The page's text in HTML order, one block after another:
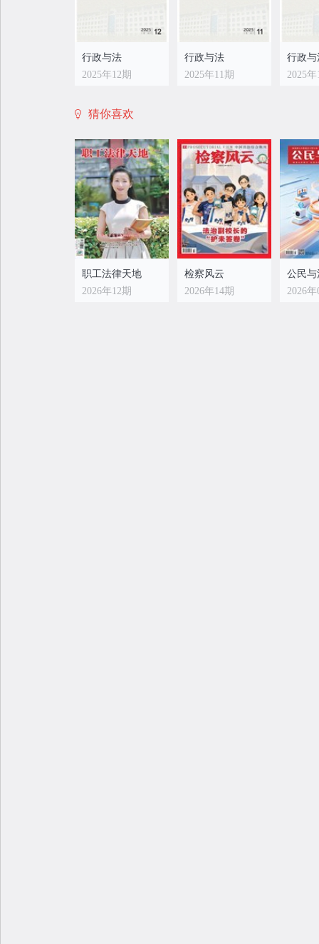
应在
下沉
行政与法
2025年12期
行政与法
2025年11期
行政与
2025年
行政与法
2025年04期
行政与法
2025年03期
行政与
2025年
猜你喜欢
职工法律天地
2026年12期
检察风云
2026年14期
公民与
2026年